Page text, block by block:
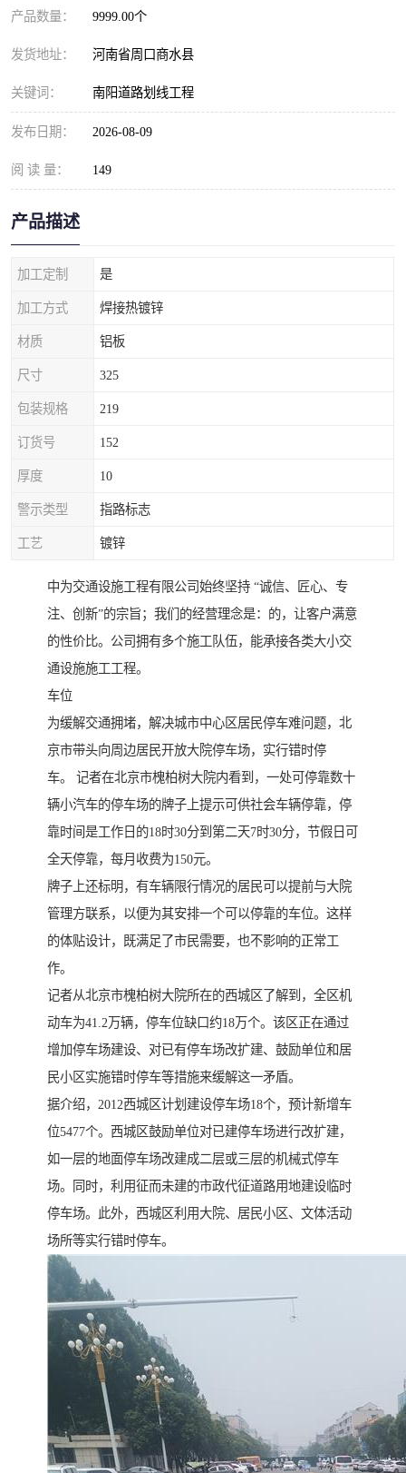
产品数量： 9999.00个
发货地址： 河南省周口商水县
关键词： 南阳道路划线工程
发布日期： 2026-08-09
阅 读 量： 149
产品描述
加工定制 是
加工方式 焊接热镀锌
材质 铝板
尺寸 325
包装规格 219
订货号 152
厚度 10
警示类型 指路标志
工艺 镀锌
中为交通设施工程有限公司始终坚持 “诚信、匠心、专
注、创新”的宗旨；我们的经营理念是：的，让客户满意
的性价比。公司拥有多个施工队伍，能承接各类大小交
通设施施工工程。
车位
为缓解交通拥堵，解决城市中心区居民停车难问题，北
京市带头向周边居民开放大院停车场，实行错时停
车。 记者在北京市槐柏树大院内看到，一处可停靠数十
辆小汽车的停车场的牌子上提示可供社会车辆停靠，停
靠时间是工作日的18时30分到第二天7时30分，节假日可
全天停靠，每月收费为150元。
牌子上还标明，有车辆限行情况的居民可以提前与大院
管理方联系，以便为其安排一个可以停靠的车位。这样
的体贴设计，既满足了市民需要，也不影响的正常工
作。
记者从北京市槐柏树大院所在的西城区了解到，全区机
动车为41.2万辆，停车位缺口约18万个。该区正在通过
增加停车场建设、对已有停车场改扩建、鼓励单位和居
民小区实施错时停车等措施来缓解这一矛盾。
据介绍，2012西城区计划建设停车场18个，预计新增车
位5477个。西城区鼓励单位对已建停车场进行改扩建，
如一层的地面停车场改建成二层或三层的机械式停车
场。同时，利用征而未建的市政代征道路用地建设临时
停车场。此外，西城区利用大院、居民小区、文体活动
场所等实行错时停车。